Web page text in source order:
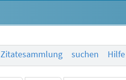
Zitatesammlung suchen Hilfe